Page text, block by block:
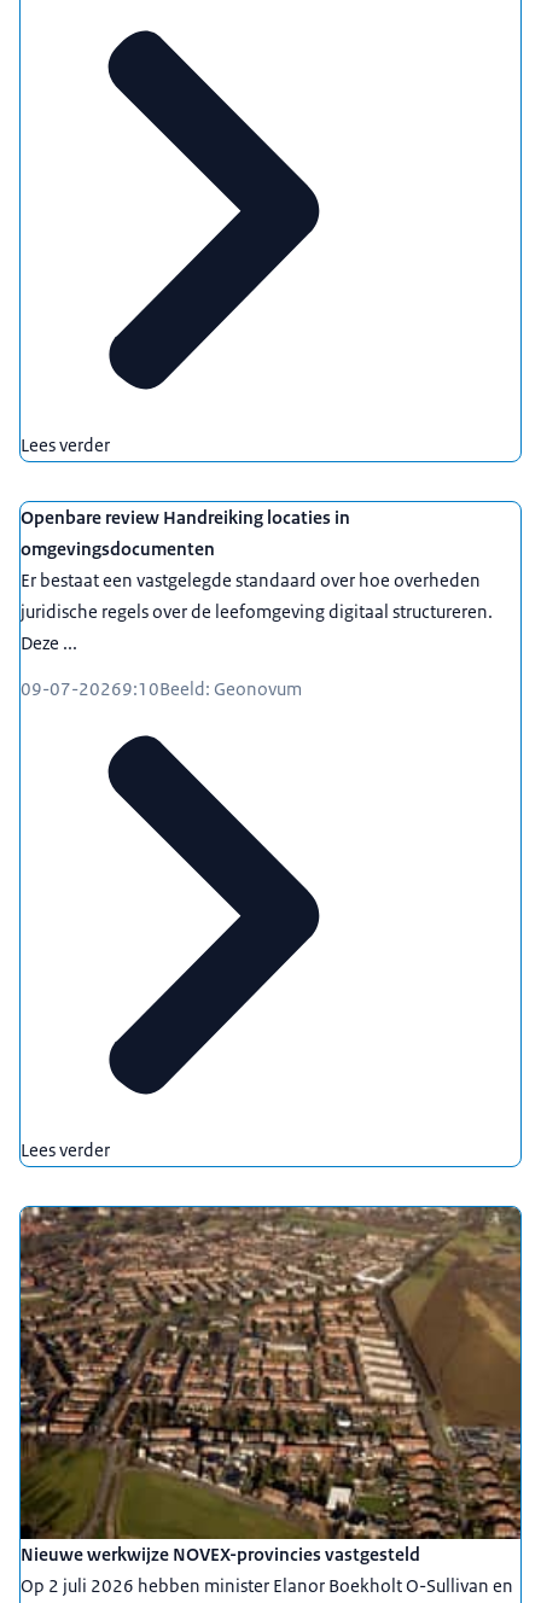
Lees verder
Openbare review Handreiking locaties in
omgevingsdocumenten
Er bestaat een vastgelegde standaard over hoe overheden
juridische regels over de leefomgeving digitaal structureren.
Deze ...
09-07-20269:10Beeld: Geonovum
Lees verder
Nieuwe werkwijze NOVEX-provincies vastgesteld
Op 2 juli 2026 hebben minister Elanor Boekholt O-Sullivan en